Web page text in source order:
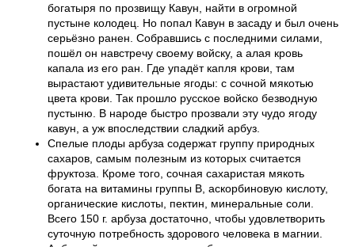
богатыря по прозвищу Кавун, найти в огромной
пустыне колодец. Но попал Кавун в засаду и был очень
серьёзно ранен. Собравшись с последними силами,
пошёл он навстречу своему войску, а алая кровь
капала из его ран. Где упадёт капля крови, там
вырастают удивительные ягоды: с сочной мякотью
цвета крови. Так прошло русское войско безводную
пустыню. В народе быстро прозвали эту чудо ягоду
кавун, а уж впоследствии сладкий арбуз.
Спелые плоды арбуза содержат группу природных
сахаров, самым полезным из которых считается
фруктоза. Кроме того, сочная сахаристая мякоть
богата на витамины группы В, аскорбиновую кислоту,
органические кислоты, пектин, минеральные соли.
Всего 150 г. арбуза достаточно, чтобы удовлетворить
суточную потребность здорового человека в магнии.